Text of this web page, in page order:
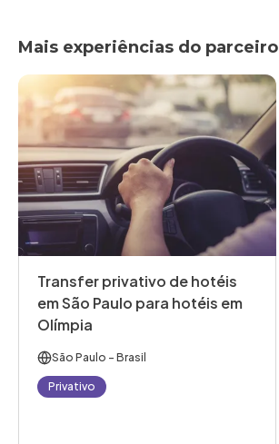
Mais experiências do parceiro
Transfer privativo de hotéis
em São Paulo para hotéis em
Olímpia
São Paulo - Brasil
Privativo